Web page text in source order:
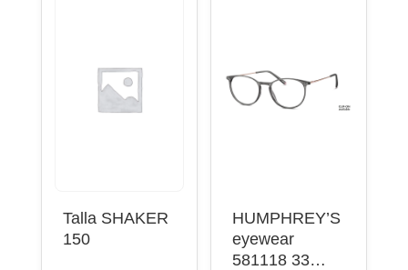
Talla SHAKER
150
HUMPHREY’S
eyewear
581118 33